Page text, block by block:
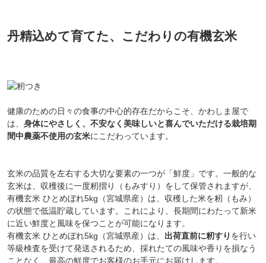
丹精込めて育てた、こだわりの有機玄米
健康のための日々の食事の中心的存在だからこそ、かわしま屋で
は、 身体にやさしく、不安なく美味しいと喜んでいただける栽培期
間中農薬不使用の玄米にこだわっています。
玄米の品質を左右する大切な要素の一つが「鮮度」です。一般的な
玄米は、収穫後に一度籾摺り（もみすり）をして保管されますが、
有機玄米 ひとめぼれ5kg（宮城県産）は、収穫した米を籾（もみ）
の状態で低温貯蔵しています。これにより、長期間にわたって新米
に近い鮮度と風味を保つことが可能になります。
有機玄米 ひとめぼれ5kg（宮城県産）は、 出荷直前に籾すり を行い
等級検査を受けて発送されるため、採れたての風味や香りを損なう
ことなく、最高の鮮度でお客様のお手元にお届けします。